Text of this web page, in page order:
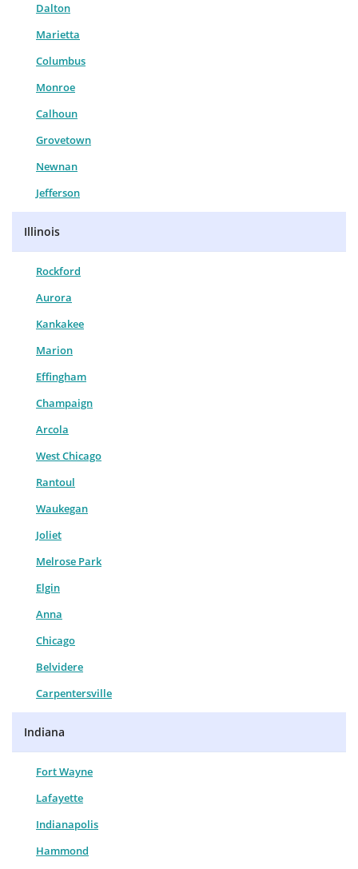
Dalton
Marietta
Columbus
Monroe
Calhoun
Grovetown
Newnan
Jefferson
Illinois
Rockford
Aurora
Kankakee
Marion
Effingham
Champaign
Arcola
West Chicago
Rantoul
Waukegan
Joliet
Melrose Park
Elgin
Anna
Chicago
Belvidere
Carpentersville
Indiana
Fort Wayne
Lafayette
Indianapolis
Hammond